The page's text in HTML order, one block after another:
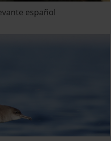
español